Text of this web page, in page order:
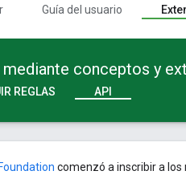
Guía del usuario
conceptos y
REGLAS API
comenzó a inscribir a